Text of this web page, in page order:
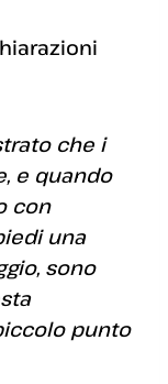
che i
e quando
con
una
sono
punto